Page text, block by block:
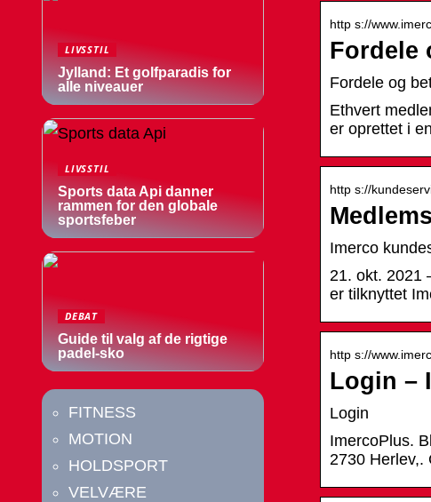
http s://
Fordele
Fordele og
Ethvert
er oprettet i
http s://
Imerco
21. okt. 2021
er tilknyttet
http s://
Login –
Login
ImercoPlus.
2730 Herlev,.
LIVSSTIL
Jylland: Et golfparadis for
alle niveauer
LIVSSTIL
Sports data Api danner
rammen for den globale
sportsfeber
DEBAT
Guide til valg af de rigtige
padel-sko
FITNESS
MOTION
HOLDSPORT
VELVÆRE